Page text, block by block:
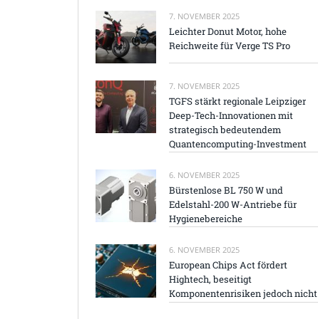
7. NOVEMBER 2025
Leichter Donut Motor, hohe
Reichweite für Verge TS Pro
7. NOVEMBER 2025
TGFS stärkt regionale Leipziger
Deep-Tech-Innovationen mit
strategisch bedeutendem
Quantencomputing-Investment
6. NOVEMBER 2025
Bürstenlose BL 750 W und
Edelstahl-200 W-Antriebe für
Hygienebereiche
6. NOVEMBER 2025
European Chips Act fördert
Hightech, beseitigt
Komponentenrisiken jedoch nicht